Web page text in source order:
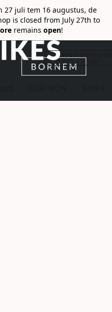
27 juli tem 16 augustus, de
is closed from July 27th to
remains open!
Neem contact